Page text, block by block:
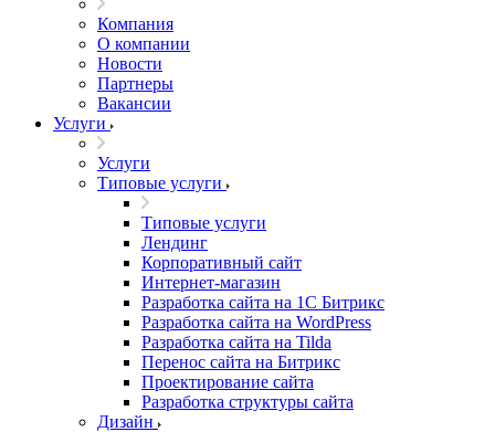
Компания
О компании
Новости
Партнеры
Вакансии
Услуги
Услуги
Типовые услуги
Типовые услуги
Лендинг
Корпоративный сайт
Интернет-магазин
Разработка сайта на 1С Битрикс
Разработка сайта на WordPress
Разработка сайта на Tilda
Перенос сайта на Битрикс
Проектирование сайта
Разработка структуры сайта
Дизайн